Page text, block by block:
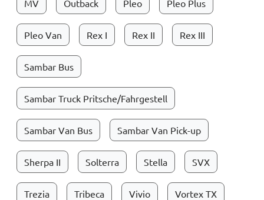
MV Outback Pleo Pleo Plus
Pleo Van Rex I Rex II Rex III
Sambar Bus
Sambar Truck Pritsche/Fahrgestell
Sambar Van Bus Sambar Van Pick-up
Sherpa II Solterra Stella SVX
Trezia Tribeca Vivio Vortex TX